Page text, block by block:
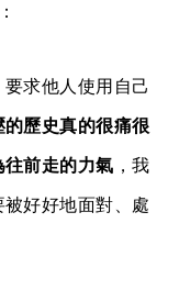
要求他人使用自己
歷史真的很痛很
前走的力氣 ，我
好好地面對、處